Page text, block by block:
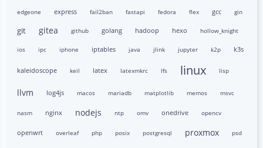
edgeone express fail2ban fastapi fedora flex gcc gin
git gitea github golang hadoop hexo hollow_knight
ios ipc iphone iptables java jlink jupyter k2p k3s
kaleidoscope keil latex latexmkrc lfs linux lisp
llvm log4js macos mariadb matplotlib memos msvc
nasm nginx nodejs ntp omv onedrive opencv
openwrt overleaf php posix postgresql proxmox psd